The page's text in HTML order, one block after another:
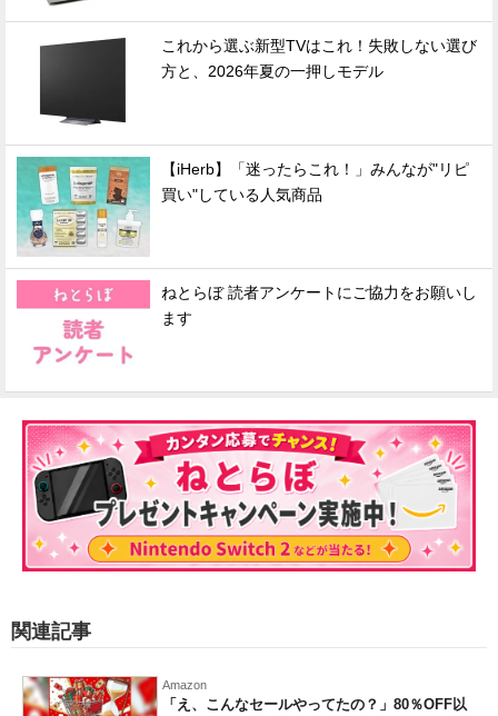
これから選ぶ新型TVはこれ！失敗しない選び
方と、2026年夏の一押しモデル
【iHerb】「迷ったらこれ！」みんなが"リピ
買い"している人気商品
ねとらぼ 読者アンケートにご協力をお願いし
ます
関連記事
Amazon
「え、こんなセールやってたの？」80％OFF以